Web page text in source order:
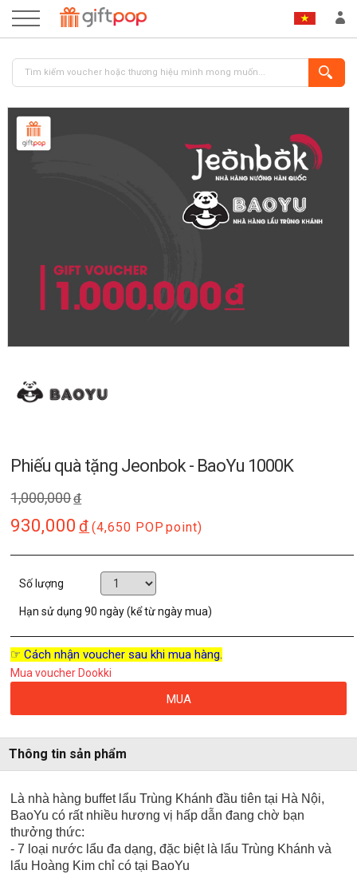
ĐĂNG KÝ
Phiếu quà tặng Jeonbok - BaoYu 1000K
1,000,000đ
930,000 đ (4,650 POP point)
Số lượng
Hạn sử dụng90 ngày (kể từ ngày mua)
☞ Cách nhận voucher sau khi mua hàng.
Mua voucher Dookki
MUA
Thông tin sản phẩm
Là nhà hàng buffet lẩu Trùng Khánh đầu tiên tại Hà Nội,
BaoYu có rất nhiều hương vị hấp dẫn đang chờ bạn
thưởng thức:
- 7 loại nước lẩu đa dạng, đặc biệt là lẩu Trùng Khánh và
lẩu Hoàng Kim chỉ có tại BaoYu